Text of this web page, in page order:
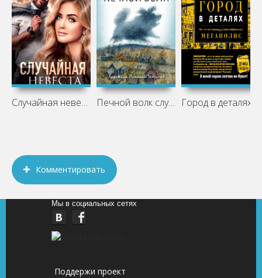
Случайная невеста слушать аудиокнигу Печной волк слушать аудиокнигу
Комментировать
Мы в социальных сетях
Поддержи проект